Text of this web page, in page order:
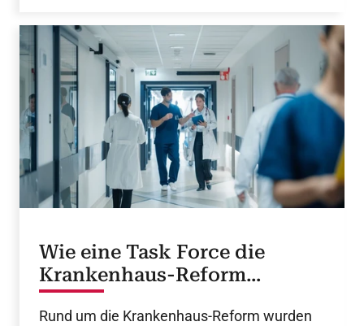
Wie eine Task Force die
Krankenhaus-Reform
mitgestaltet
Rund um die Krankenhaus-Reform wurden